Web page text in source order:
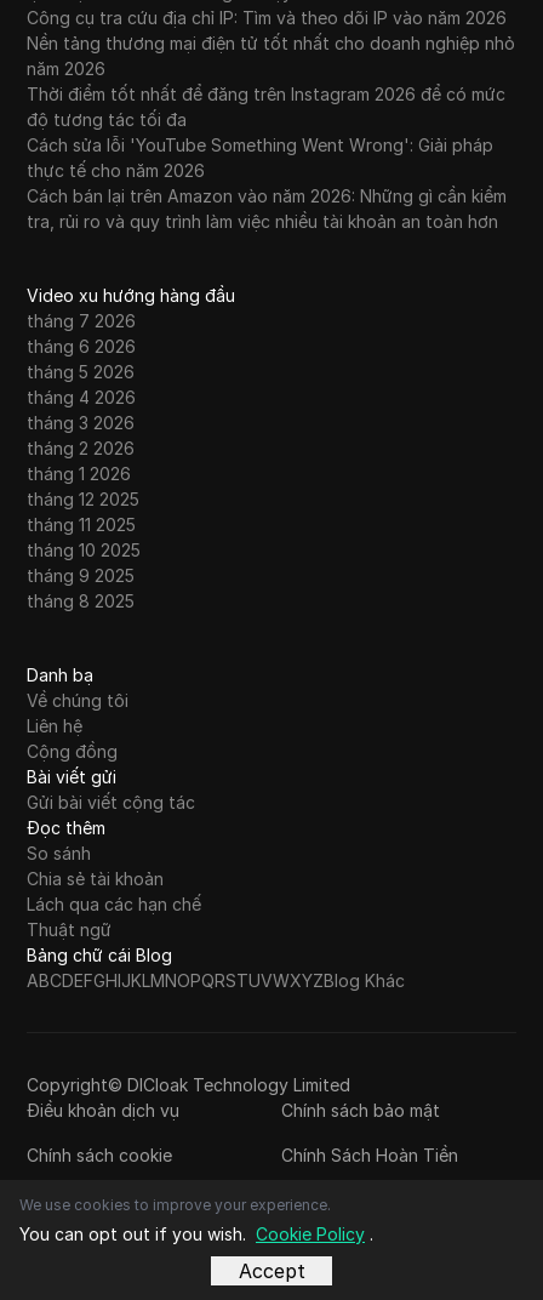
Công cụ tra cứu địa chỉ IP: Tìm và theo dõi IP vào năm 2026
Nền tảng thương mại điện tử tốt nhất cho doanh nghiệp nhỏ
năm 2026
Thời điểm tốt nhất để đăng trên Instagram 2026 để có mức
độ tương tác tối đa
Cách sửa lỗi 'YouTube Something Went Wrong': Giải pháp
thực tế cho năm 2026
Cách bán lại trên Amazon vào năm 2026: Những gì cần kiểm
tra, rủi ro và quy trình làm việc nhiều tài khoản an toàn hơn
Video xu hướng hàng đầu
tháng 7 2026
tháng 6 2026
tháng 5 2026
tháng 4 2026
tháng 3 2026
tháng 2 2026
tháng 1 2026
tháng 12 2025
tháng 11 2025
tháng 10 2025
tháng 9 2025
tháng 8 2025
Danh bạ
Về chúng tôi
Liên hệ
Cộng đồng
Bài viết gửi
Gửi bài viết cộng tác
Đọc thêm
So sánh
Chia sẻ tài khoản
Lách qua các hạn chế
Thuật ngữ
Bảng chữ cái Blog
ABCDEFGHIJKLMNOPQRSTUVWXYZBlog Khác
Copyright© DICloak Technology Limited
Điều khoản dịch vụ
Chính sách bảo mật
Chính sách cookie Chính Sách Hoàn Tiền
We use cookies to improve your experience.
You can opt out if you wish. Cookie Policy .
Accept